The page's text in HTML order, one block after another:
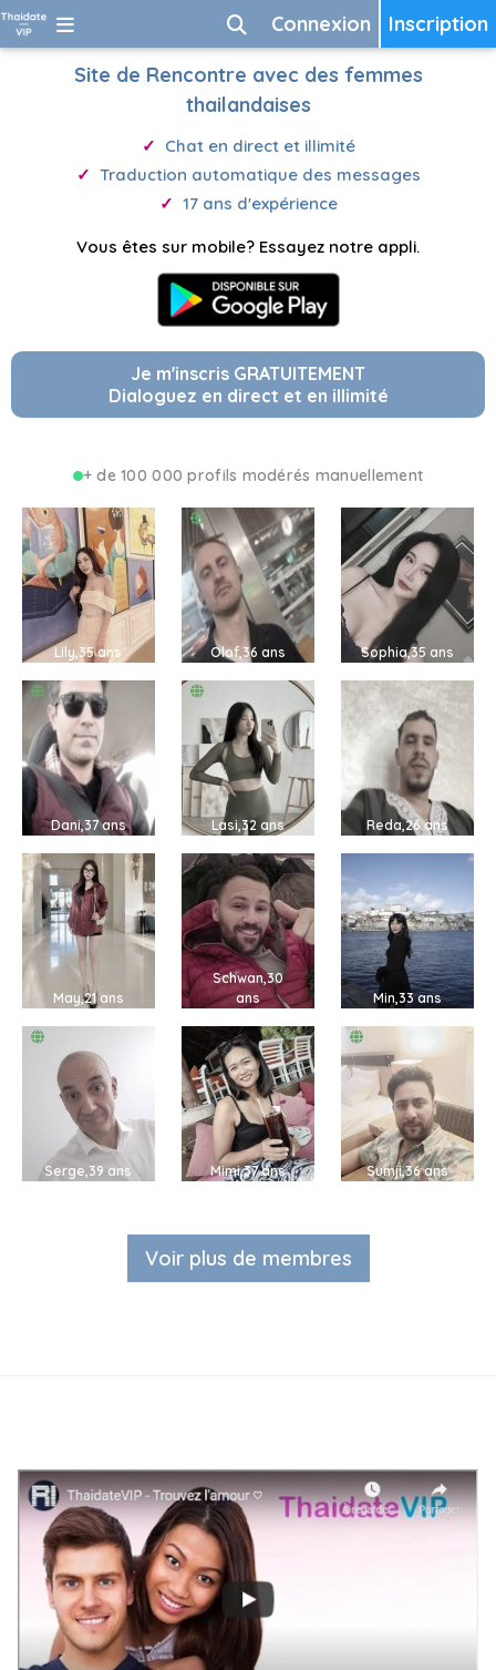
Inscription
Connexion
Site de Rencontre avec des femmes
thailandaises
Chat en direct et illimité
Traduction automatique des messages
17 ans d'expérience
Vous êtes sur mobile? Essayez notre appli.
Je m'inscris GRATUITEMENT
Dialoguez en direct et en illimité
+ de 100 000 profils modérés manuellement
Lily,35 ans Olof,36 ans Sophia,35 ans
Dani,37 ans Lasi,32 ans Reda,26 ans
May,21 ans
Schwan,30
ans
Min,33 ans
Serge,39 ans Mimi,37 ans Sumji,36 ans
Voir plus de membres